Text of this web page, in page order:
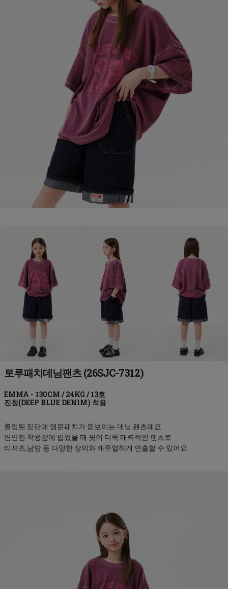
토루패치데님팬츠 (26SJC-7312)
진청(DEEP BLUE DENIM)
롤업된 밑단에 영문패치가 돋보이는 데님 팬츠예요
편안한 착용감에 입었을 때 핏이 더욱 매력적인 팬츠로
티셔츠,남방 등 다양한 상의와 캐주얼하게 연출할 수 있어요